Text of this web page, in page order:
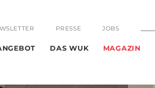
PRESSE JOBS
DAS WUK MAGAZIN